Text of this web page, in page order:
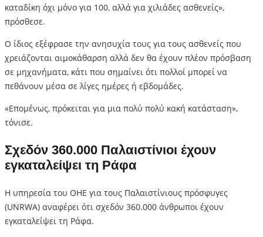
καταδίκη όχι μόνο για 100, αλλά για χιλιάδες ασθενείς»,
πρόσθεσε.
Ο ίδιος εξέφρασε την ανησυχία τους για τους ασθενείς που
χρειάζονται αιμοκάθαρση αλλά δεν θα έχουν πλέον πρόσβαση
σε μηχανήματα, κάτι που σημαίνει ότι πολλοί μπορεί να
πεθάνουν μέσα σε λίγες ημέρες ή εβδομάδες.
«Επομένως, πρόκειται για μια πολύ πολύ κακή κατάσταση»,
τόνισε.
Σχεδόν 360.000 Παλαιστίνιοι έχουν
εγκαταλείψει τη Ράφα
Η υπηρεσία του ΟΗΕ για τους Παλαιστίνιους πρόσφυγες
(UNRWA) αναφέρει ότι σχεδόν 360.000 άνθρωποι έχουν
εγκαταλείψει τη Ράφα.